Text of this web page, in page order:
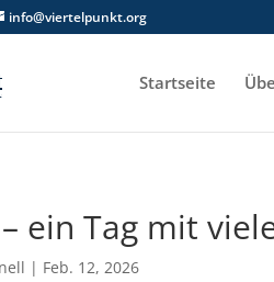
info@viertelpunkt.org
Startseite
ein Tag mit
| Feb. 12, 2026